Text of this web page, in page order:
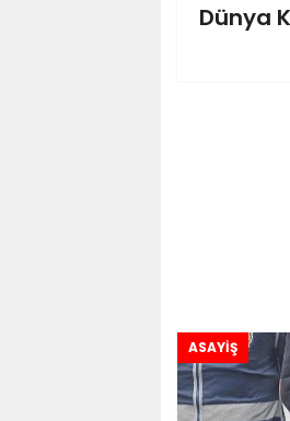
Dünya
ASAYİŞ